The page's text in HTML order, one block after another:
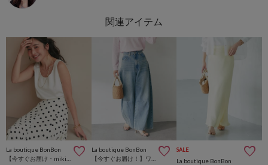
La boutique BonBon
La boutique BonBon
SALE
La boutique BonBon